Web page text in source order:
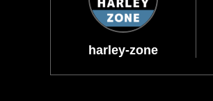
harley-zone